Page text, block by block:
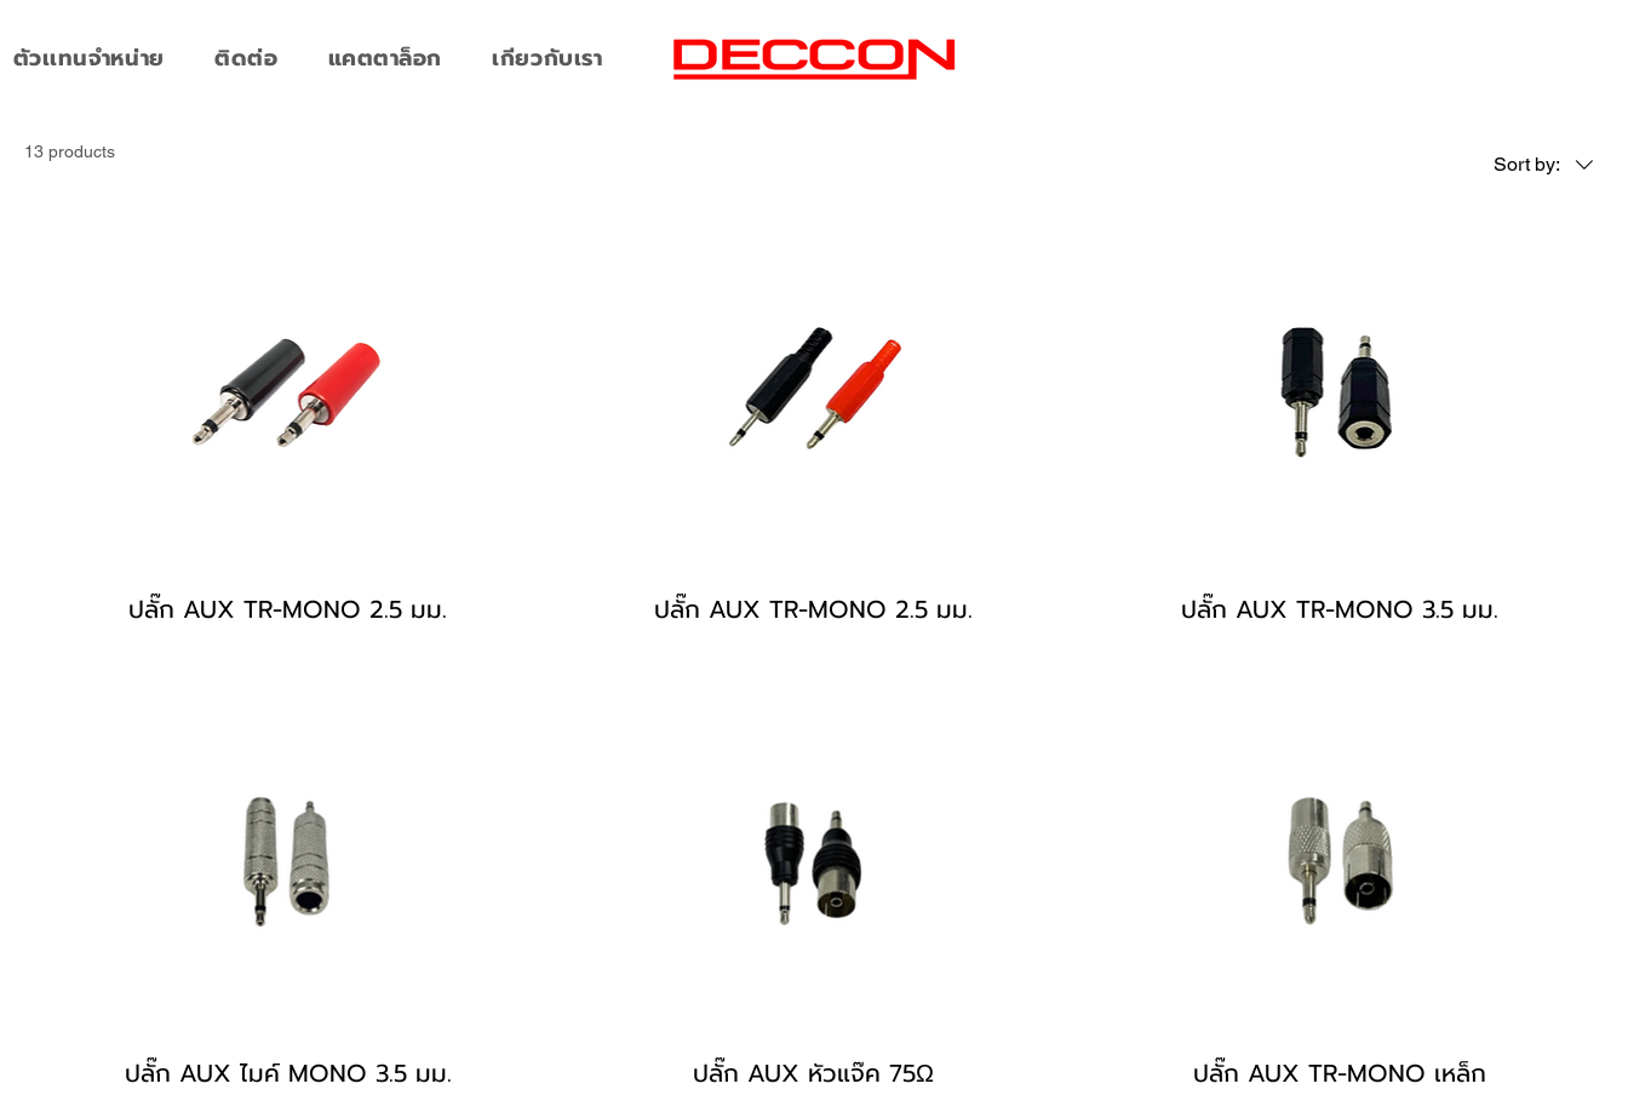
ตัวเเทนจำหน่าย ติดต่อ แคตตาล็อก เกียวกับเรา
13 products
Sort by:
ปลั๊ก AUX TR-MONO 2.5 มม. ปลั๊ก AUX TR-MONO 2.5 มม. ปลั๊ก AUX TR-MONO 3.5 มม.
ปลั๊ก AUX ไมค์ MONO 3.5 มม. ปลั๊ก AUX หัวแจ๊ค 75Ω ปลั๊ก AUX TR-MONO เหล็ก